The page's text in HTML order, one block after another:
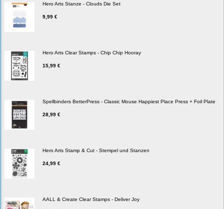
Hero Arts Stanze - Clouds Die Set
9,99 €
Hero Arts Clear Stamps - Chip Chip Hooray
15,99 €
Spellbinders BetterPress - Classic Mouse Happiest Place Press + Foil Plate
28,99 €
Hero Arts Stamp & Cut - Stempel und Stanzen
24,99 €
AALL & Create Clear Stamps - Deliver Joy